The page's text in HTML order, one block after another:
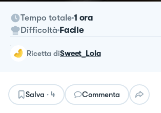
Tempo totale 1 ora
Difficoltà Facile
ricetta diSweet_Lola
Salva · 4 Commenta